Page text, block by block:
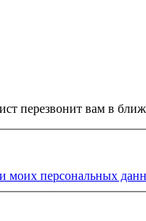
перезвонит вам в
моих персональных